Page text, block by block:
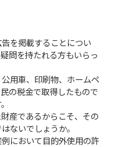
を掲載することについ
問を持たれる方もいらっ
用車、印刷物、ホームペ
の税金で取得したもので
産であるからこそ、その
ないでしょうか。
において目的外使用の許